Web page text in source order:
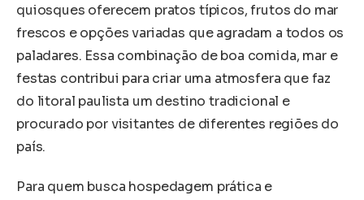
quiosques oferecem pratos típicos, frutos do mar
frescos e opções variadas que agradam a todos os
paladares. Essa combinação de boa comida, mar e
festas contribui para criar uma atmosfera que faz
do litoral paulista um destino tradicional e
procurado por visitantes de diferentes regiões do
país.
Para quem busca hospedagem prática e